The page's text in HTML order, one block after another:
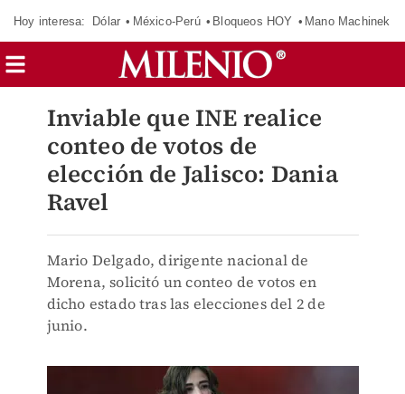
Hoy interesa: Dólar México-Perú Bloqueos HOY Mano Machinek
Inviable que INE realice
conteo de votos de
elección de Jalisco: Dania
Ravel
Mario Delgado, dirigente nacional de
Morena, solicitó un conteo de votos en
dicho estado tras las elecciones del 2 de
junio.